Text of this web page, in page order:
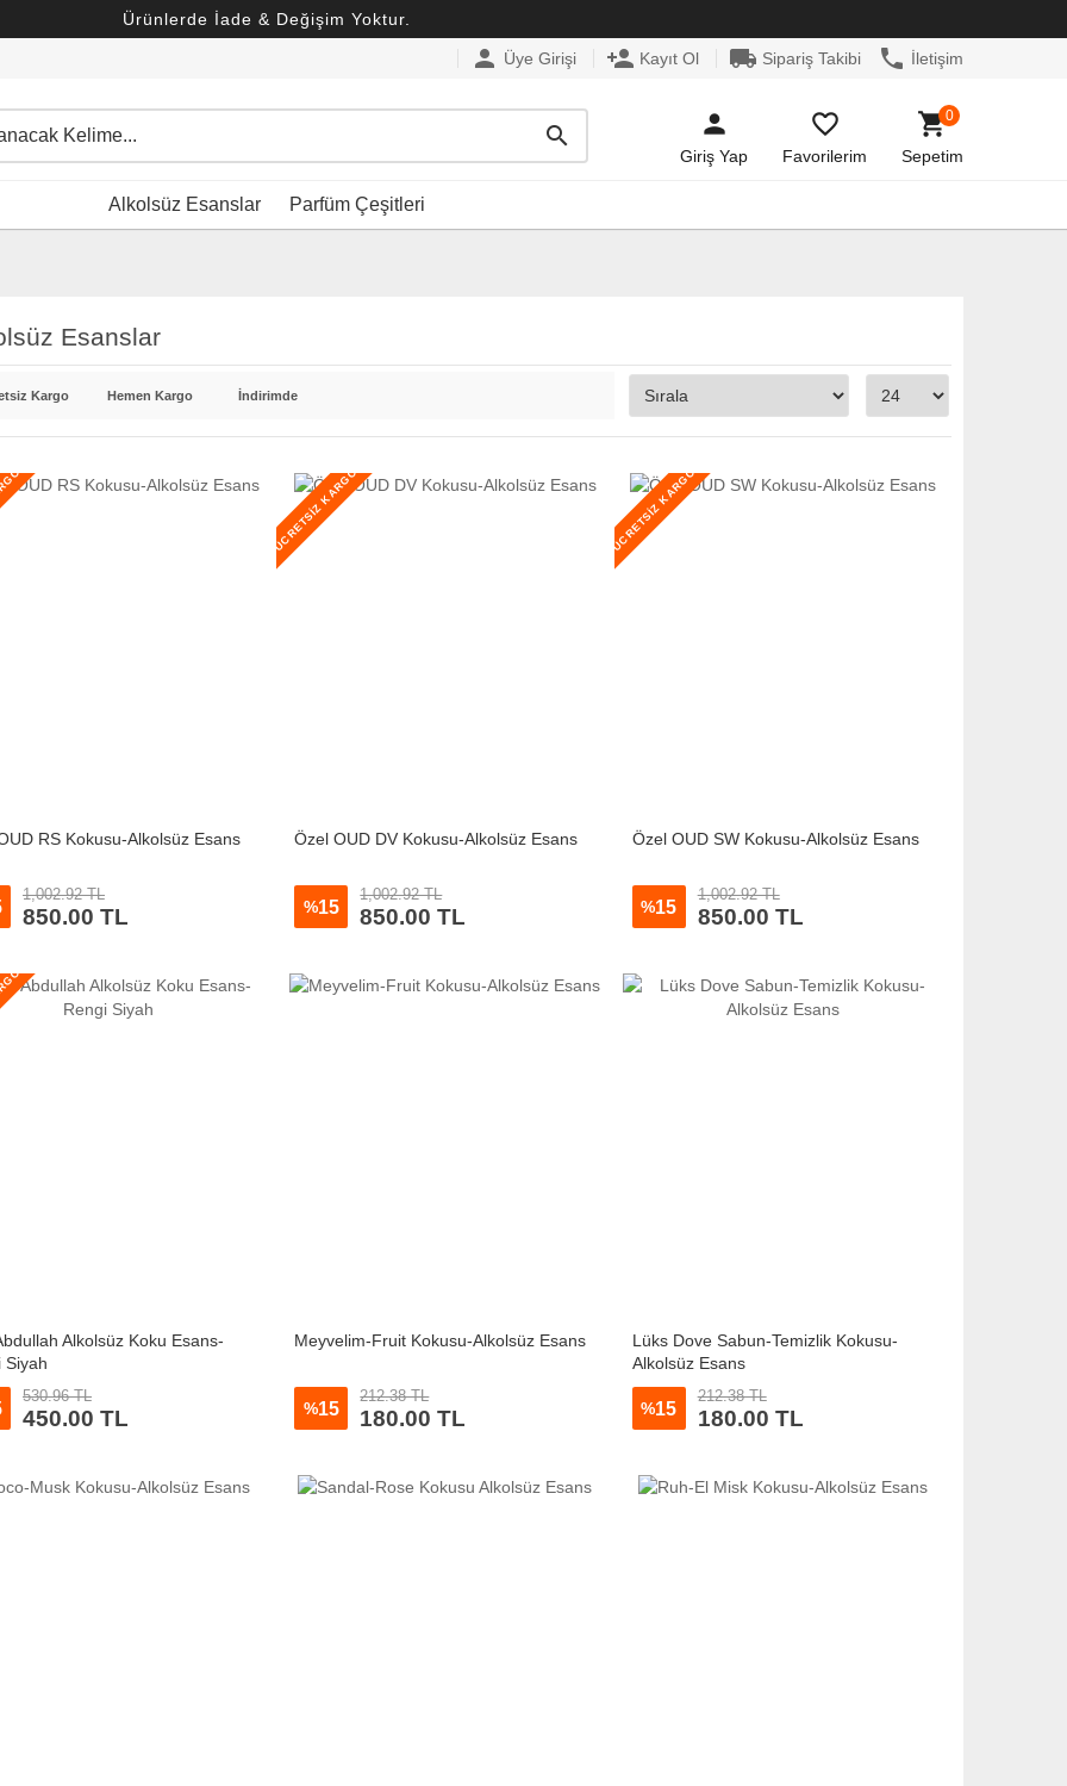
Ürünlerde İade & Değişim Yoktur.
person Üye Girişi person_add Kayıt Ol local_shipping Sipariş Takibi phone İletişim
search person
Giriş Yap
favorite_border
Favorilerim
shopping_cart
Sepetim
0
Alkolsüz Esanslar Parfüm Çeşitleri
Esanslar
Kargo Hemen Kargo İndirimde
RS Kokusu-Alkolsüz Esans
1,002.92 TL
850.00 TL
ÜCRETSİZ KARGO
Özel OUD DV Kokusu-Alkolsüz Esans
%15
1,002.92 TL
850.00 TL
ÜCRETSİZ KARGO
Özel OUD SW Kokusu-Alkolsüz Esans
%15
1,002.92 TL
850.00 TL
Alkolsüz Koku Esans-
Siyah
530.96 TL
450.00 TL
Meyvelim-Fruit Kokusu-Alkolsüz Esans
%15
212.38 TL
180.00 TL
Lüks Dove Sabun-Temizlik Kokusu-
Alkolsüz Esans
%15
212.38 TL
180.00 TL